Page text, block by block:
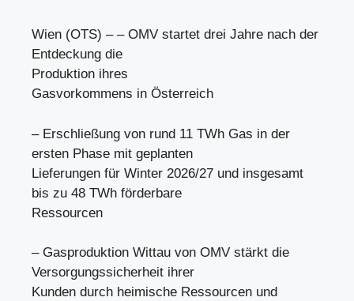
Wien (OTS) – – OMV startet drei Jahre nach der
Entdeckung die
Produktion ihres
Gasvorkommens in Österreich
– Erschließung von rund 11 TWh Gas in der
ersten Phase mit geplanten
Lieferungen für Winter 2026/27 und insgesamt
bis zu 48 TWh förderbare
Ressourcen
– Gasproduktion Wittau von OMV stärkt die
Versorgungssicherheit ihrer
Kunden durch heimische Ressourcen und